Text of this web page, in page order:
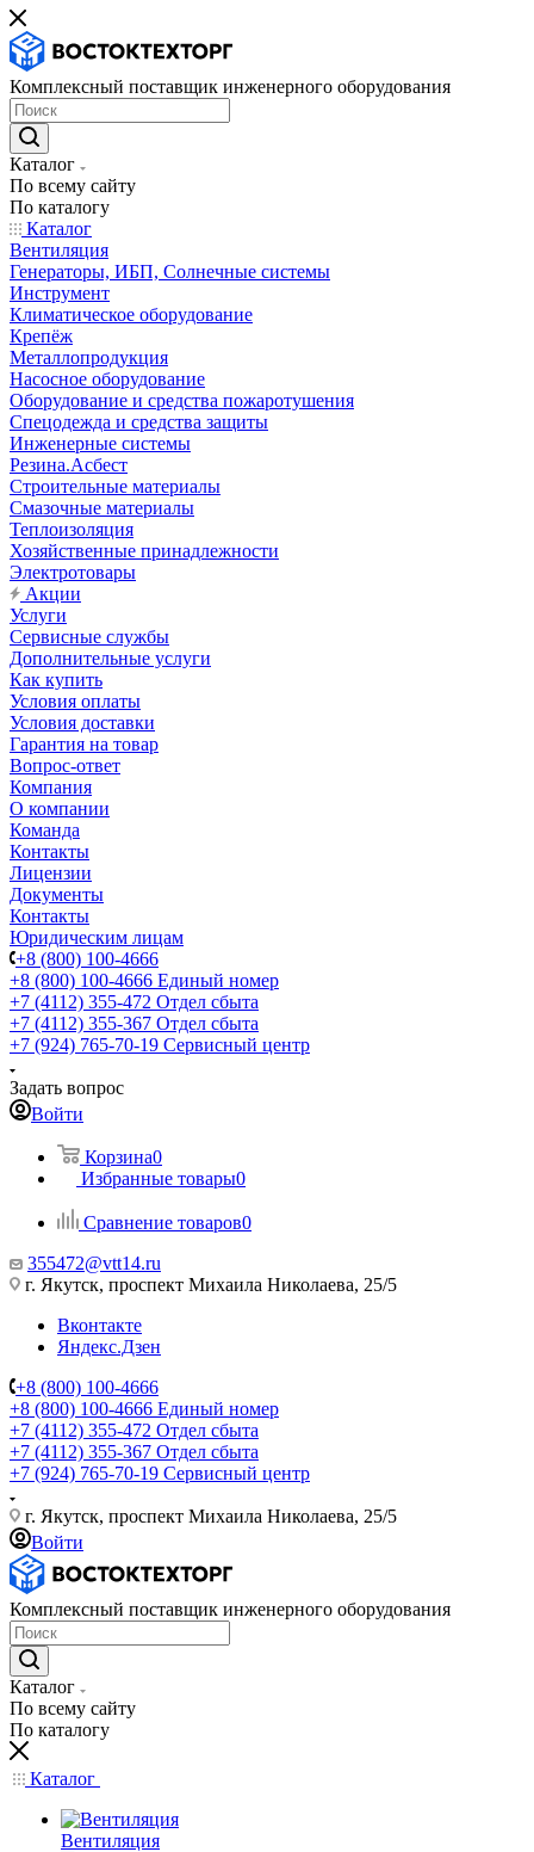
Комплексный поставщик инженерного оборудования
Каталог
По всему сайту
По каталогу
Каталог
Вентиляция
Генераторы, ИБП, Солнечные системы
Инструмент
Климатическое оборудование
Крепёж
Металлопродукция
Насосное оборудование
Оборудование и средства пожаротушения
Спецодежда и средства защиты
Инженерные системы
Резина.Асбест
Строительные материалы
Смазочные материалы
Теплоизоляция
Хозяйственные принадлежности
Электротовары
Акции
Услуги
Сервисные службы
Дополнительные услуги
Как купить
Условия оплаты
Условия доставки
Гарантия на товар
Вопрос-ответ
Компания
О компании
Команда
Контакты
Лицензии
Документы
Контакты
Юридическим лицам
+8 (800) 100-4666
+8 (800) 100-4666 Единый номер
+7 (4112) 355-472 Отдел сбыта
+7 (4112) 355-367 Отдел сбыта
+7 (924) 765-70-19 Сервисный центр
Задать вопрос
Войти
Корзина0
Избранные товары0
Сравнение товаров0
355472@vtt14.ru
г. Якутск, проспект Михаила Николаева, 25/5
Вконтакте
Яндекс.Дзен
+8 (800) 100-4666
+8 (800) 100-4666 Единый номер
+7 (4112) 355-472 Отдел сбыта
+7 (4112) 355-367 Отдел сбыта
+7 (924) 765-70-19 Сервисный центр
г. Якутск, проспект Михаила Николаева, 25/5
Войти
Комплексный поставщик инженерного оборудования
Каталог
По всему сайту
По каталогу
Каталог
Вентиляция